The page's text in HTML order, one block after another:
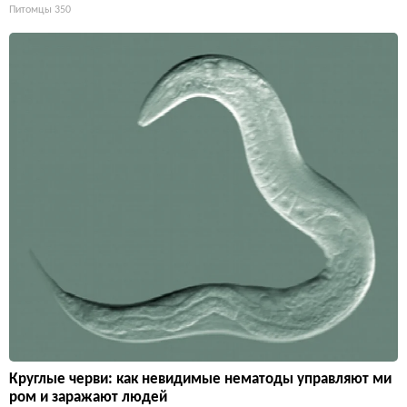
Питомцы 350
Круглые черви: как невидимые нематоды управляют ми
ром и заражают людей